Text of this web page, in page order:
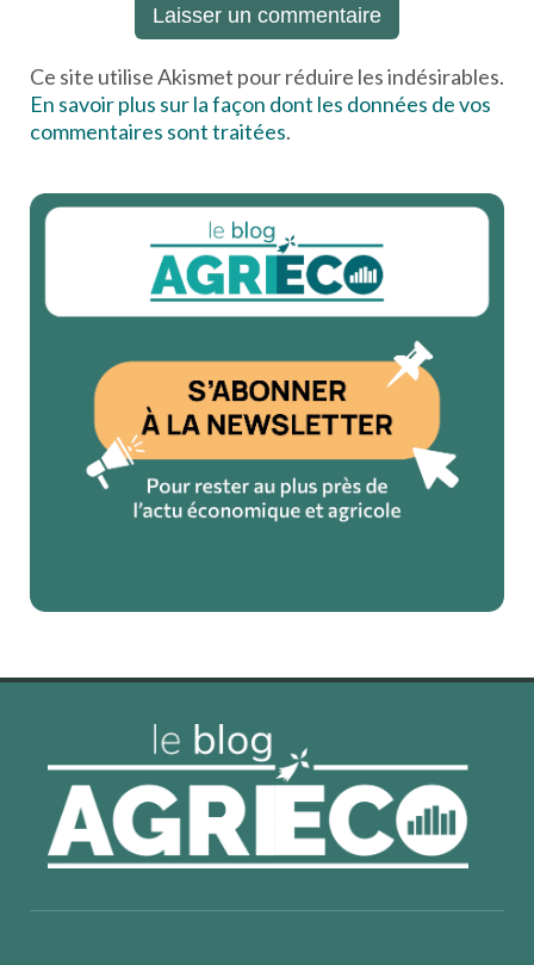
Ce site utilise Akismet pour réduire les indésirables.
En savoir plus sur la façon dont les données de vos
commentaires sont traitées.